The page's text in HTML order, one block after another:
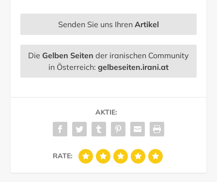
Senden Sie uns Ihren Artikel
Die Gelben Seiten der iranischen Community
in Österreich: gelbeseiten.irani.at
AKTIE:
RATE: